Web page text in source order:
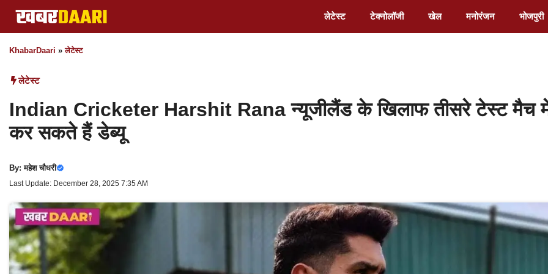
Skip
to
content
लेटेस्ट टेक्नोलॉजी खेल मनोरंजन भोजपुरी
KhabarDaari »लेटेस्ट
लेटेस्ट
Indian Cricketer Harshit Rana न्यूजीलैंड के खिलाफ तीसरे टेस्ट मैच
कर सकते हैं डेब्यू
By:महेश चौधरी
Last Update: December 28, 2025 7:35 AM